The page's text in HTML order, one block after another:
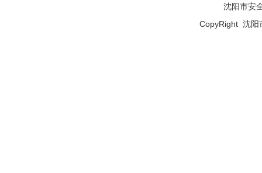
沈阳市安
CopyRight 沈阳